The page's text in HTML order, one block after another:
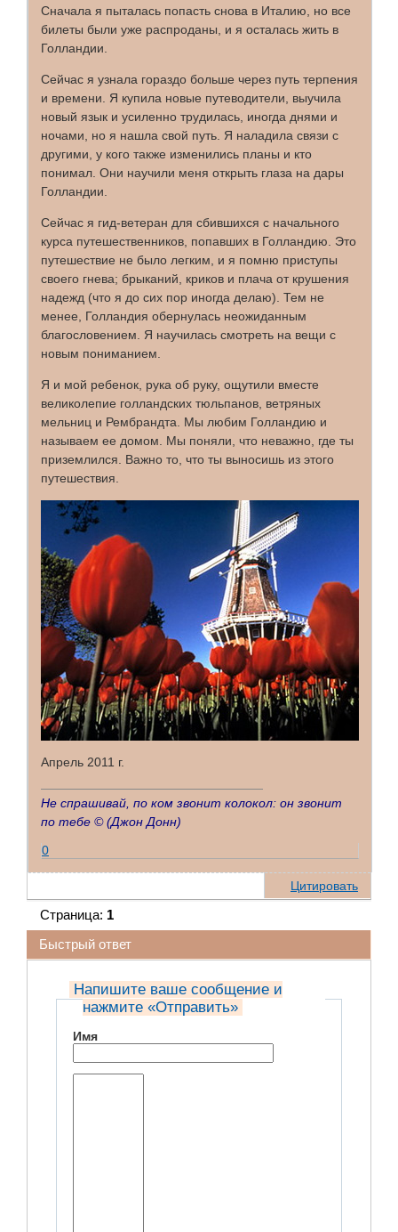
Сначала я пыталась попасть снова в Италию, но все
билеты были уже распроданы, и я осталась жить в
Голландии.
Сейчас я узнала гораздо больше через путь терпения
и времени. Я купила новые путеводители, выучила
новый язык и усиленно трудилась, иногда днями и
ночами, но я нашла свой путь. Я наладила связи с
другими, у кого также изменились планы и кто
понимал. Они научили меня открыть глаза на дары
Голландии.
Сейчас я гид-ветеран для сбившихся с начального
курса путешественников, попавших в Голландию. Это
путешествие не было легким, и я помню приступы
своего гнева; брыканий, криков и плача от крушения
надежд (что я до сих пор иногда делаю). Тем не
менее, Голландия обернулась неожиданным
благословением. Я научилась смотреть на вещи с
новым пониманием.
Я и мой ребенок, рука об руку, ощутили вместе
великолепие голландских тюльпанов, ветряных
мельниц и Рембрандта. Мы любим Голландию и
называем ее домом. Мы поняли, что неважно, где ты
приземлился. Важно то, что ты выносишь из этого
путешествия.
Апрель 2011 г.
Не спрашивай, по ком звонит колокол: он звонит
по тебе © (Джон Донн)
0
Цитировать
Страница: 1
Быстрый ответ
Напишите ваше сообщение и
нажмите «Отправить»
Имя